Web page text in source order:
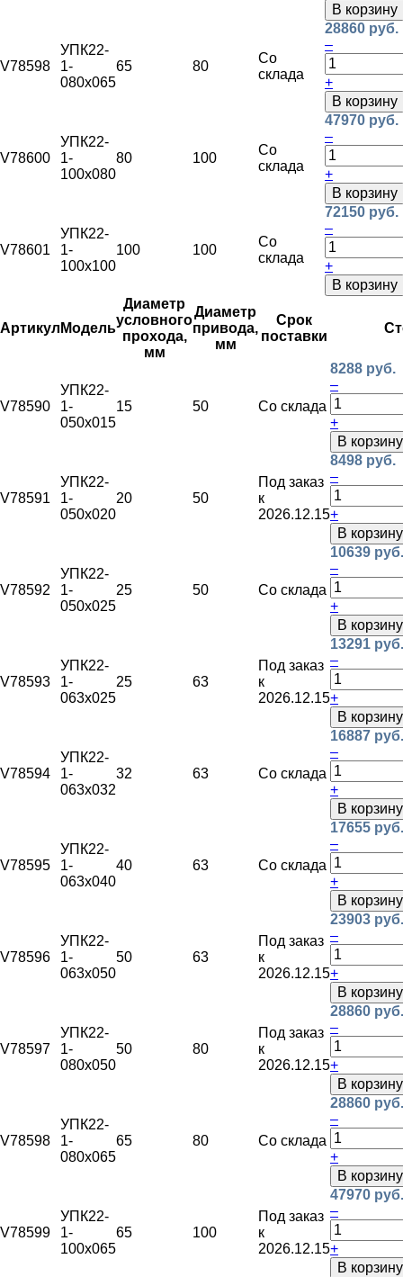
В корзину
V78598
УПК22-
1-
080х065
65 80
Со
склада
28860 руб.
–
+
В корзину
V78600
УПК22-
1-
100х080
80 100
Со
склада
47970 руб.
–
+
В корзину
V78601
УПК22-
1-
100х100
100 100
Со
склада
72150 руб.
–
+
В корзину
Артикул Модель
Диаметр
условного
прохода,
мм
Диаметр
привода,
мм
Срок
поставки
V78590
УПК22-
1-
050х015
15 50 Со склада
8288 руб.
–
+
В корзину
V78591
УПК22-
1-
050х020
20 50
Под заказ
к
2026.12.15
8498 руб.
–
+
В корзину
V78592
УПК22-
1-
050х025
25 50 Со склада
10639 руб.
–
+
В корзину
V78593
УПК22-
1-
063х025
25 63
Под заказ
к
2026.12.15
13291 руб.
–
+
В корзину
V78594
УПК22-
1-
063х032
32 63 Со склада
16887 руб.
–
+
В корзину
V78595
УПК22-
1-
063х040
40 63 Со склада
17655 руб.
–
+
В корзину
V78596
УПК22-
1-
063х050
50 63
Под заказ
к
2026.12.15
23903 руб.
–
+
В корзину
V78597
УПК22-
1-
080х050
50 80
Под заказ
к
2026.12.15
28860 руб.
–
+
В корзину
V78598
УПК22-
1-
080х065
65 80 Со склада
28860 руб.
–
+
В корзину
V78599
УПК22-
1-
100х065
65 100
Под заказ
к
2026.12.15
47970 руб.
–
+
В корзину